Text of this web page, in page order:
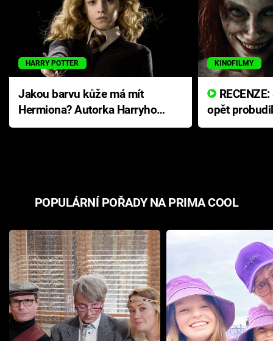
HARRY POTTER
Jakou barvu kůže má mít
Hermiona? Autorka Harryho
Pottera přišla s ráznou
KINOFILMY
opět
přichází s
POPULÁRNÍ POŘADY NA PRIMA COOL